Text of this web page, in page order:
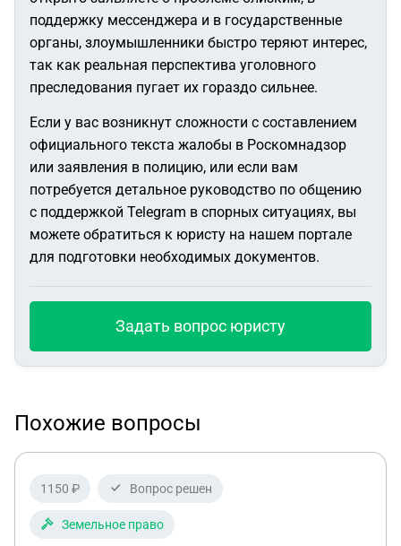
поддержку мессенджера и в государственные
органы, злоумышленники быстро теряют интерес,
так как реальная перспектива уголовного
преследования пугает их гораздо сильнее.
Если у вас возникнут сложности с составлением
официального текста жалобы в Роскомнадзор
или заявления в полицию, или если вам
потребуется детальное руководство по общению
с поддержкой Telegram в спорных ситуациях, вы
можете обратиться к юристу на нашем портале
для подготовки необходимых документов.
Задать вопрос юристу
Похожие вопросы
1150 ₽ Вопрос решен
Земельное право